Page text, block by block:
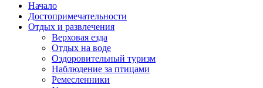
Начало
Достопримечательности
Отдых и развлечения
Верховая езда
Отдых на воде
Оздоровительный туризм
Наблюдение за птицами
Ремесленники